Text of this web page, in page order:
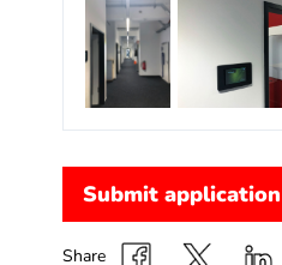
Submit application
Share